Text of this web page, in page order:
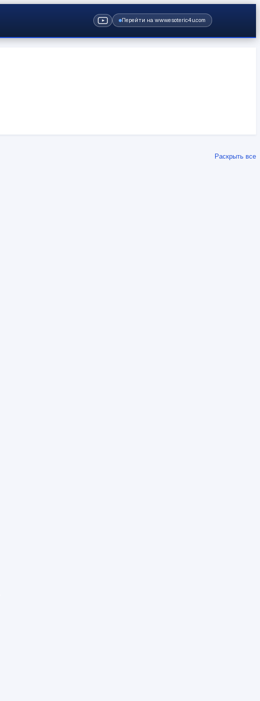
Перейти на www.esoteric4u.com
Раскрыть все